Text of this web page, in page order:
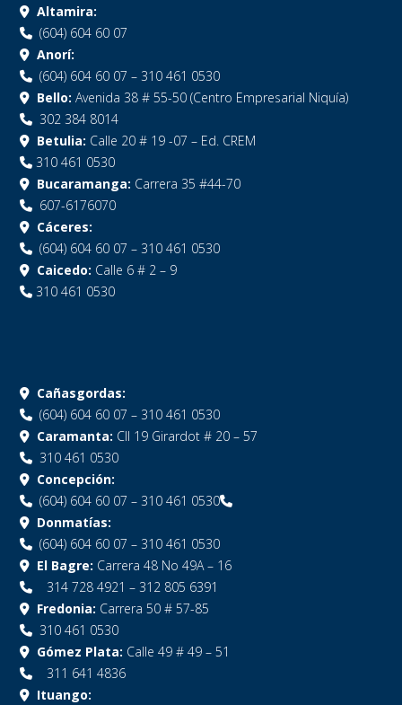
Altamira:
(604) 604 60 07
Anorí:
(604) 604 60 07 – 310 461 0530
Bello: Avenida 38 # 55-50 (Centro Empresarial Niquía)
302 384 8014
Betulia: Calle 20 # 19 -07 – Ed. CREM
310 461 0530
Bucaramanga: Carrera 35 #44-70
607-6176070
Cáceres:
(604) 604 60 07 – 310 461 0530
Caicedo: Calle 6 # 2 – 9
310 461 0530
Cañasgordas:
(604) 604 60 07 – 310 461 0530
Caramanta: Cll 19 Girardot # 20 – 57
310 461 0530
Concepción:
(604) 604 60 07 – 310 461 0530
Donmatías:
(604) 604 60 07 – 310 461 0530
El Bagre: Carrera 48 No 49A – 16
314 728 4921 – 312 805 6391
Fredonia: Carrera 50 # 57-85
310 461 0530
Gómez Plata: Calle 49 # 49 – 51
311 641 4836
Ituango: